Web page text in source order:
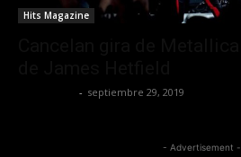
Hits Magazine
- septiembre 29, 2019
- Advertisement -